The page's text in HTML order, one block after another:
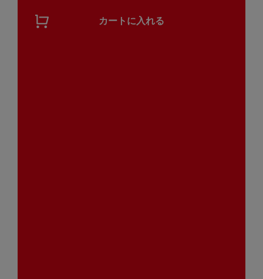
カートに入れる
関連する商品